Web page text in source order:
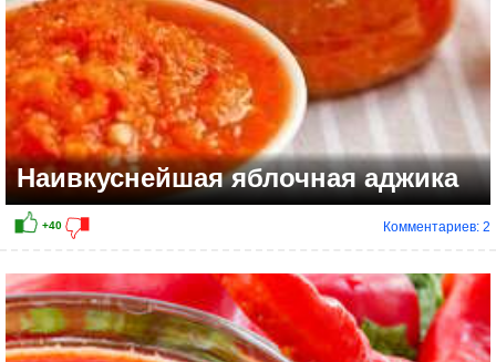
+15
Наивкуснейшая яблочная аджика
Комментариев: 2